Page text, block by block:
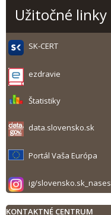
Užitočné linky
SK-CERT
ezdravie
Štatistiky
data.slovensko.sk
Portál Vaša Európa
ig/slovensko.sk_nases
KONTAKTNÉ CENTRUM